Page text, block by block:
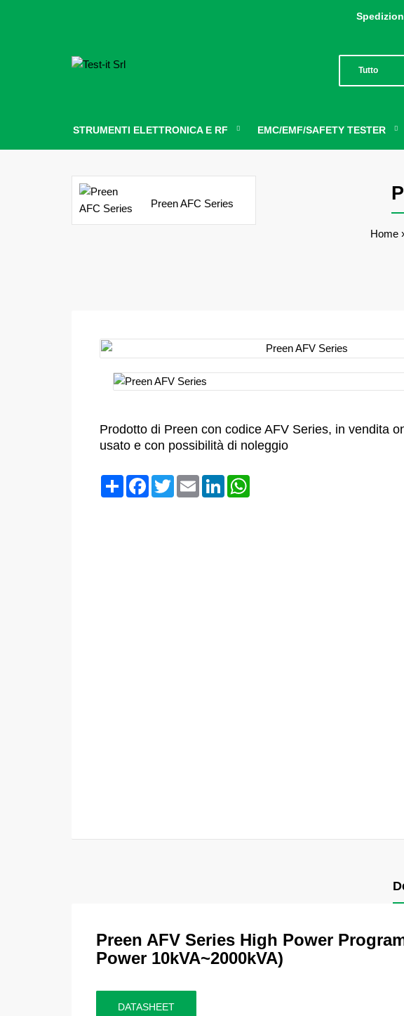
STRUMENTI ELETTRONICA E RF EMC/EMF/SAFETY TESTER
Preen AFC Series
Home
Prodotto di Preen con codice AFV Series, in vendita
usato e con possibilità di noleggio
CondividiFacebook
TwitterEmail LinkedIn
Preen AFV Series High Power
Power 10kVA~2000kVA)
DATASHEET